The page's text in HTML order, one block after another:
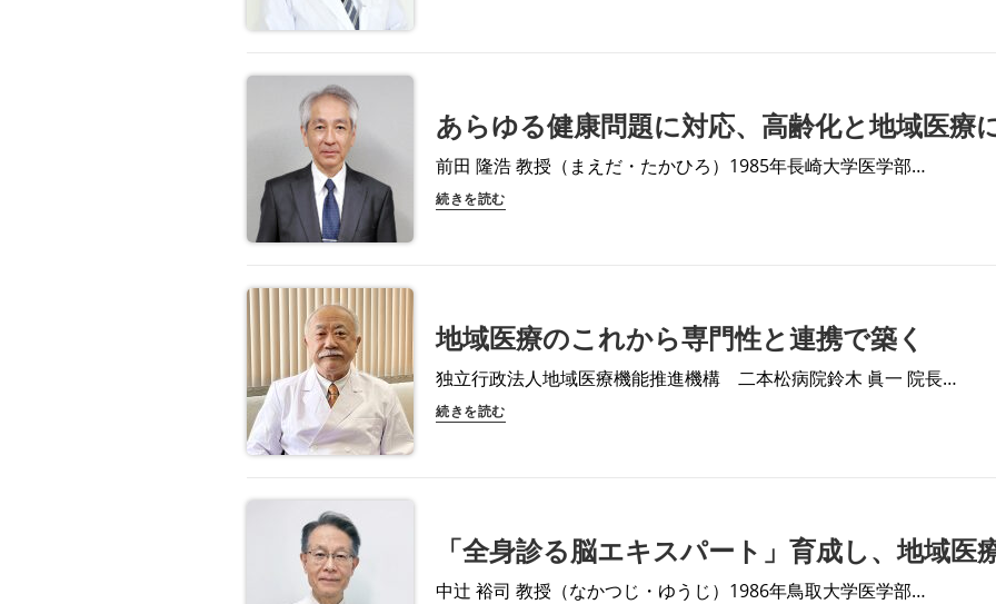
あらゆる健康問題に対応、高齢化と地域医療
前田 隆浩 教授（まえだ・たかひろ）1985年長崎大学医学部…
続きを読む
地域医療のこれから専門性と連携で築く
独立行政法人地域医療機能推進機構 二本松病院鈴木 眞一 院長…
続きを読む
「全身診る脳エキスパート」育成し、地域医
中辻 裕司 教授（なかつじ・ゆうじ）1986年鳥取大学医学部…